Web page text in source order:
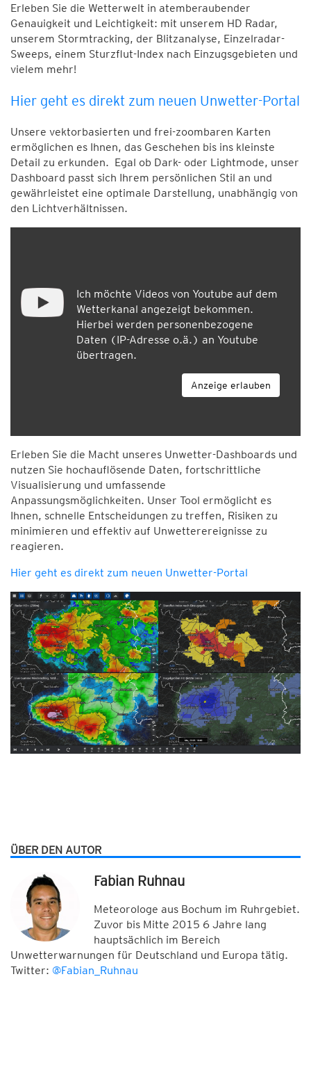
Erleben Sie die Wetterwelt in atemberaubender
Genauigkeit und Leichtigkeit: mit unserem HD Radar,
unserem Stormtracking, der Blitzanalyse, Einzelradar-
Sweeps, einem Sturzflut-Index nach Einzugsgebieten und
vielem mehr!
Hier geht es direkt zum neuen Unwetter-Portal
Unsere vektorbasierten und frei-zoombaren Karten
ermöglichen es Ihnen, das Geschehen bis ins kleinste
Detail zu erkunden. Egal ob Dark- oder Lightmode, unser
Dashboard passt sich Ihrem persönlichen Stil an und
gewährleistet eine optimale Darstellung, unabhängig von
den Lichtverhältnissen.
Ich möchte Videos von Youtube auf dem
Wetterkanal angezeigt bekommen.
Hierbei werden personenbezogene
Daten (IP-Adresse o.ä.) an Youtube
übertragen.
Anzeige erlauben
Erleben Sie die Macht unseres Unwetter-Dashboards und
nutzen Sie hochauflösende Daten, fortschrittliche
Visualisierung und umfassende
Anpassungsmöglichkeiten. Unser Tool ermöglicht es
Ihnen, schnelle Entscheidungen zu treffen, Risiken zu
minimieren und effektiv auf Unwetterereignisse zu
reagieren.
Hier geht es direkt zum neuen Unwetter-Portal
ÜBER DEN AUTOR
Fabian Ruhnau
Meteorologe aus Bochum im Ruhrgebiet.
Zuvor bis Mitte 2015 6 Jahre lang
hauptsächlich im Bereich
Unwetterwarnungen für Deutschland und Europa tätig.
Twitter: @Fabian_Ruhnau